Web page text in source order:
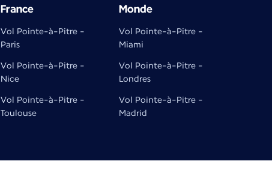
France
Vol Pointe-à-Pitre -
Paris
Vol Pointe-à-Pitre -
Nice
Vol Pointe-à-Pitre -
Toulouse
Monde
Vol Pointe-à-Pitre -
Miami
Vol Pointe-à-Pitre -
Londres
Vol Pointe-à-Pitre -
Madrid